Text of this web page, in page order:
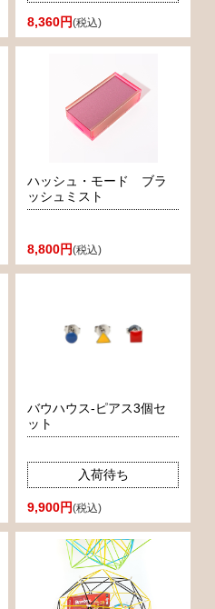
8,360円(税込)
ハッシュ・モード ブラ
ッシュミスト
8,800円(税込)
バウハウス-ピアス3個セ
ット
入荷待ち
9,900円(税込)